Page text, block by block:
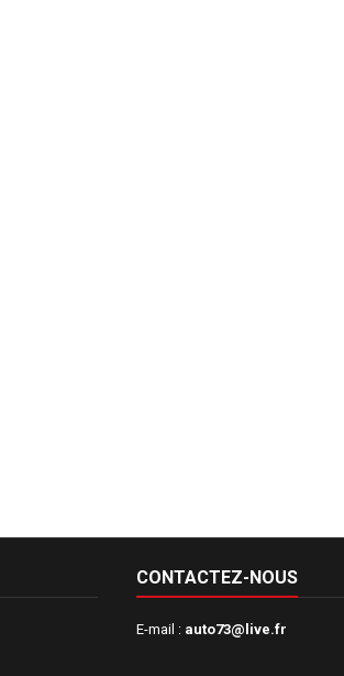
CONTACTEZ-NOUS
E-mail : auto73@live.fr